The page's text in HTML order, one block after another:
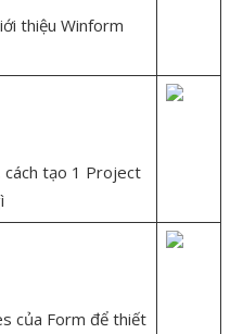
thiệu Winform
cách tạo 1 Project
của Form để thiết